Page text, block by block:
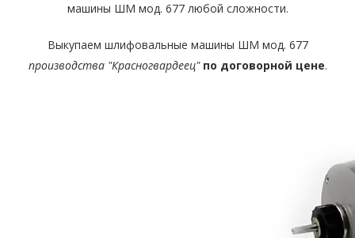
машины ШМ мод. 677 любой сложности.
Выкупаем шлифовальные машины ШМ мод. 677
производства "Красногвардеец" по договорной цене.